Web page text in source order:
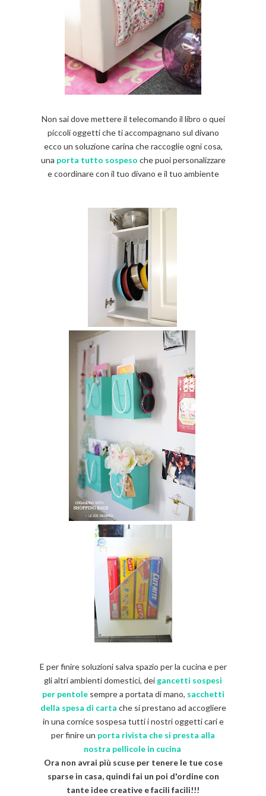
Non sai dove mettere il telecomando il libro o quei
piccoli oggetti che ti accompagnano sul divano
ecco un soluzione carina che raccoglie ogni cosa,
una porta tutto sospeso che puoi personalizzare
e coordinare con il tuo divano e il tuo ambiente
E per finire soluzioni salva spazio per la cucina e per
gli altri ambienti domestici, dei gancetti sospesi
per pentolesempre a portata di mano, sacchetti
della spesa di carta che si prestano ad accogliere
in una cornice sospesa tutti i nostri oggetti cari e
per finire un porta rivista che si presta alla
nostra pellicole in cucina
Ora non avrai più scuse per tenere le tue cose
sparse in casa, quindi fai un poi d'ordine con
tante idee creative e facili facili!!!